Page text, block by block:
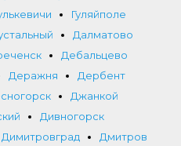
Гуляйполе
Далматово
Дебальцево
Деражня
Дербент
Джанкой
Дивногорск
Димитровград Дмитров